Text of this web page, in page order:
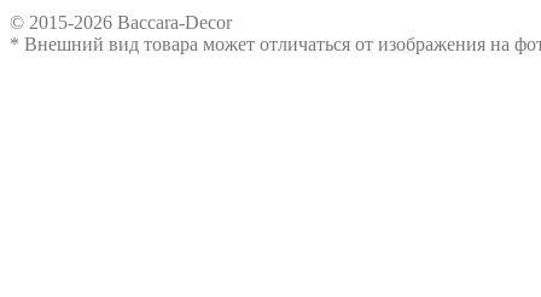
© 2015-2026 Baccara-Decor
* Внешний вид товара может отличаться от изображения на